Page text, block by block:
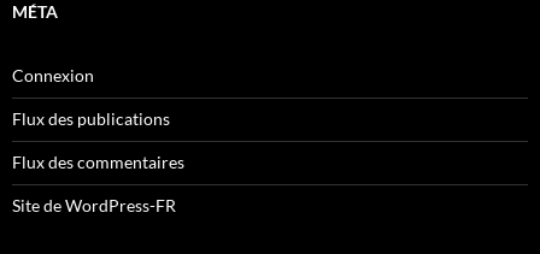
MÉTA
Connexion
Flux des publications
Flux des commentaires
Site de WordPress-FR